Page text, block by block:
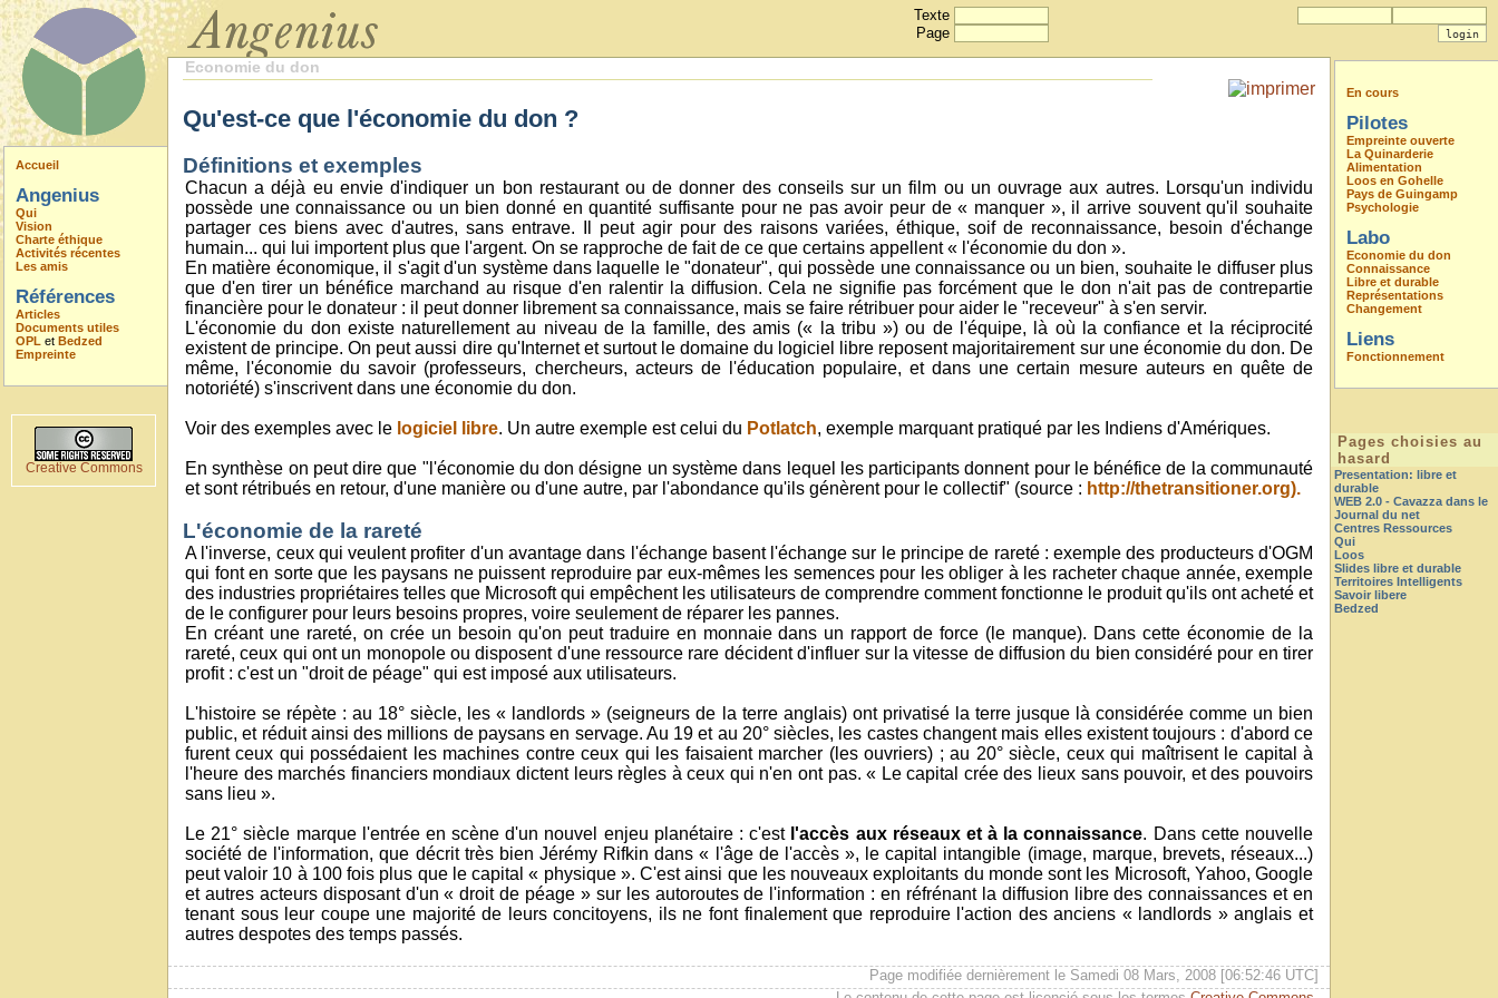
Texte
Page
Accueil
Angenius
Qui
Vision
Charte éthique
Activités récentes
Les amis
Références
Articles
Documents utiles
OPL et Bedzed
Empreinte
Creative Commons
Economie du don
Qu'est-ce que l'économie du don ?
Définitions et exemples
Chacun a déjà eu envie d'indiquer un bon restaurant ou de donner des conseils sur un film ou un ouvrage aux autres. Lorsqu'un individu
possède une connaissance ou un bien donné en quantité suffisante pour ne pas avoir peur de « manquer », il arrive souvent qu'il souhaite
partager ces biens avec d'autres, sans entrave. Il peut agir pour des raisons variées, éthique, soif de reconnaissance, besoin d'échange
humain... qui lui importent plus que l'argent. On se rapproche de fait de ce que certains appellent « l'économie du don ».
En matière économique, il s'agit d'un système dans laquelle le "donateur", qui possède une connaissance ou un bien, souhaite le diffuser plus
que d'en tirer un bénéfice marchand au risque d'en ralentir la diffusion. Cela ne signifie pas forcément que le don n'ait pas de contrepartie
financière pour le donateur : il peut donner librement sa connaissance, mais se faire rétribuer pour aider le "receveur" à s'en servir.
L'économie du don existe naturellement au niveau de la famille, des amis (« la tribu ») ou de l'équipe, là où la confiance et la réciprocité
existent de principe. On peut aussi dire qu'Internet et surtout le domaine du logiciel libre reposent majoritairement sur une économie du don. De
même, l'économie du savoir (professeurs, chercheurs, acteurs de l'éducation populaire, et dans une certain mesure auteurs en quête de
notoriété) s'inscrivent dans une économie du don.
Voir des exemples avec le logiciel libre. Un autre exemple est celui du Potlatch, exemple marquant pratiqué par les Indiens d'Amériques.
En synthèse on peut dire que "l'économie du don désigne un système dans lequel les participants donnent pour le bénéfice de la communauté
et sont rétribués en retour, d'une manière ou d'une autre, par l'abondance qu'ils génèrent pour le collectif" (source : http://thetransitioner.org).
L'économie de la rareté
A l'inverse, ceux qui veulent profiter d'un avantage dans l'échange basent l'échange sur le principe de rareté : exemple des producteurs d'OGM
qui font en sorte que les paysans ne puissent reproduire par eux-mêmes les semences pour les obliger à les racheter chaque année, exemple
des industries propriétaires telles que Microsoft qui empêchent les utilisateurs de comprendre comment fonctionne le produit qu'ils ont acheté et
de le configurer pour leurs besoins propres, voire seulement de réparer les pannes.
En créant une rareté, on crée un besoin qu'on peut traduire en monnaie dans un rapport de force (le manque). Dans cette économie de la
rareté, ceux qui ont un monopole ou disposent d'une ressource rare décident d'influer sur la vitesse de diffusion du bien considéré pour en tirer
profit : c'est un "droit de péage" qui est imposé aux utilisateurs.
L'histoire se répète : au 18° siècle, les « landlords » (seigneurs de la terre anglais) ont privatisé la terre jusque là considérée comme un bien
public, et réduit ainsi des millions de paysans en servage. Au 19 et au 20° siècles, les castes changent mais elles existent toujours : d'abord ce
furent ceux qui possédaient les machines contre ceux qui les faisaient marcher (les ouvriers) ; au 20° siècle, ceux qui maîtrisent le capital à
l'heure des marchés financiers mondiaux dictent leurs règles à ceux qui n'en ont pas. « Le capital crée des lieux sans pouvoir, et des pouvoirs
sans lieu ».
Le 21° siècle marque l'entrée en scène d'un nouvel enjeu planétaire : c'est l'accès aux réseaux et à la connaissance. Dans cette nouvelle
société de l'information, que décrit très bien Jérémy Rifkin dans « l'âge de l'accès », le capital intangible (image, marque, brevets, réseaux...)
peut valoir 10 à 100 fois plus que le capital « physique ». C'est ainsi que les nouveaux exploitants du monde sont les Microsoft, Yahoo, Google
et autres acteurs disposant d'un « droit de péage » sur les autoroutes de l'information : en réfrénant la diffusion libre des connaissances et en
tenant sous leur coupe une majorité de leurs concitoyens, ils ne font finalement que reproduire l'action des anciens « landlords » anglais et
autres despotes des temps passés.
Page modifiée dernièrement le Samedi 08 Mars, 2008 [06:52:46 UTC]
En cours
Pilotes
Empreinte ouverte
La Quinarderie
Alimentation
Loos en Gohelle
Pays de Guingamp
Psychologie
Labo
Economie du don
Connaissance
Libre et durable
Représentations
Changement
Liens
Fonctionnement
Pages choisies au
hasard
Presentation: libre et
durable
WEB 2.0 - Cavazza dans le
Journal du net
Centres Ressources
Qui
Loos
Slides libre et durable
Territoires Intelligents
Savoir libere
Bedzed